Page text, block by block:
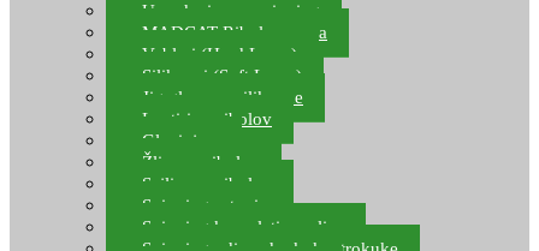
Upredenice za spinning
MADCAT Ribolov soma
Vobleri (Hard Lures)
Silikonci (Soft Lures)
Jig glave za silikonce
Leptiri za ribolov
Glavinjare
Žlice za ribolov
Sajlice za ribolov
Spinning setovi
Spinning kompleti varalica